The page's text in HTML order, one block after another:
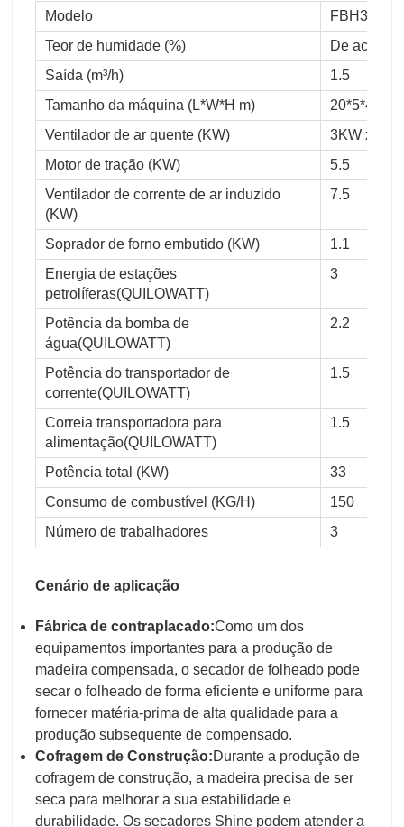
Modelo
FBH30-20
Teor de humidade (%)
De acordo
Saída (m³/h)
1.5
Tamanho da máquina (L*W*H m)
20*5*4
Ventilador de ar quente (KW)
3KW x 4
Motor de tração (KW)
5.5
Ventilador de corrente de ar induzido
(KW)
7.5
Soprador de forno embutido (KW)
1.1
Energia de estações
petrolíferas(QUILOWATT)
3
Potência da bomba de
água(QUILOWATT)
2.2
Potência do transportador de
corrente(QUILOWATT)
1.5
Correia transportadora para
alimentação(QUILOWATT)
1.5
Potência total (KW)
33
Consumo de combustível (KG/H)
150
Número de trabalhadores
3
Cenário de aplicação
Fábrica de contraplacado:Como um dos
equipamentos importantes para a produção de
madeira compensada, o secador de folheado pode
secar o folheado de forma eficiente e uniforme para
fornecer matéria-prima de alta qualidade para a
produção subsequente de compensado.
Cofragem de Construção:Durante a produção de
cofragem de construção, a madeira precisa de ser
seca para melhorar a sua estabilidade e
durabilidade. Os secadores Shine podem atender a